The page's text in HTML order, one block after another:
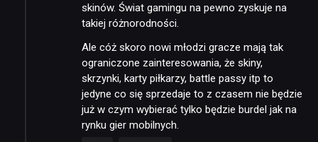
NEWSY
RECENZJE
PUBLICYSTYKA
skinów. Świat gamingu na pewno zyskuje na
takiej różnorodności.
Ale cóż skoro nowi młodzi gracze mają tak
ograniczone zainteresowania, że skiny,
skrzynki, karty piłkarzy, battle passy itp to
jedyne co się sprzedaje to z czasem nie będzie
już w czym wybierać tylko będzie burdel jak na
rynku gier mobilnych.